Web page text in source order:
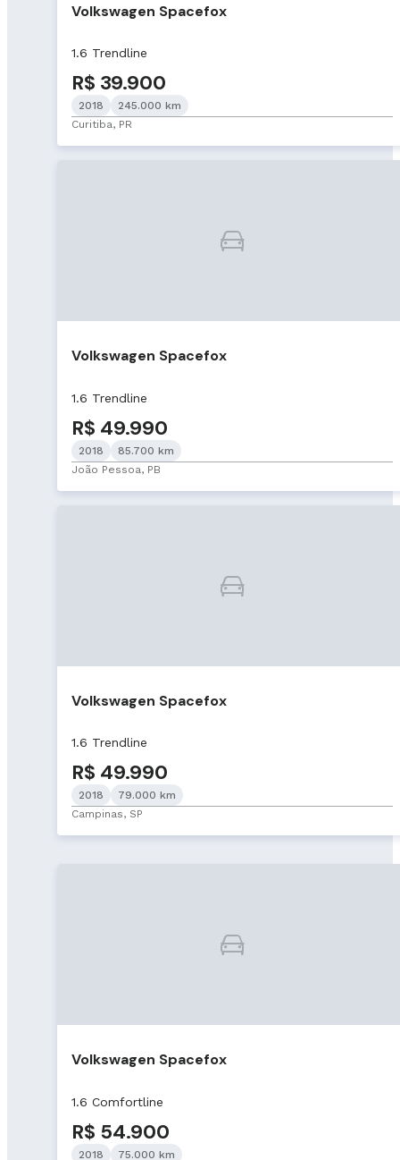
Volkswagen Spacefox
1.6 Trendline
R$ 39.900
2018
245.000 km
Curitiba, PR
Volkswagen Spacefox
1.6 Trendline
R$ 49.990
2018
85.700 km
João Pessoa, PB
Volkswagen Spacefox
1.6 Trendline
R$ 49.990
2018
79.000 km
Campinas, SP
Volkswagen Spacefox
1.6 Comfortline
R$ 54.900
2018
75.000 km